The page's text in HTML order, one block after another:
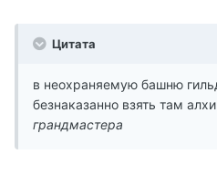
Цитата
в неохраняемую башню
безнаказанно взять там
грандмастера